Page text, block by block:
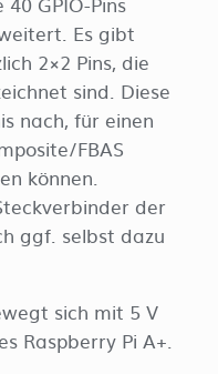
Es gibt
2×2 Pins, die
sind. Diese
nach, für einen
FBAS
können.
der
ggf. selbst dazu
sich mit 5 V
Raspberry Pi A+.